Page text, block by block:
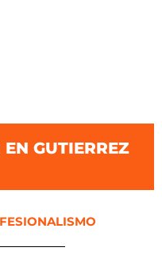
GUTIERREZ